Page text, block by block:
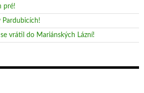
pré!
Pardubicích!
vrátil do Mariánských Lázní!